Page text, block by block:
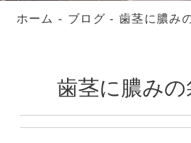
ホーム - ブログ - 歯茎に膿み
歯茎に膿みの